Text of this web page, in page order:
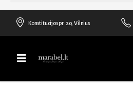
Konstitucijos pr. 20, Vilnius